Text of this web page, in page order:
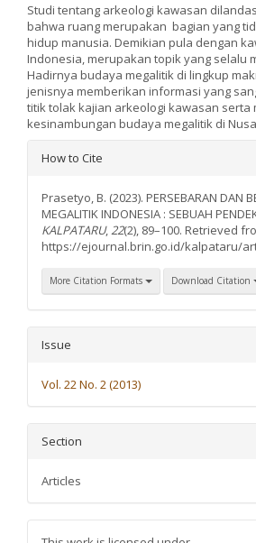
Studi tentang arkeologi kawasan
bahwa ruang merupakan bagian yang
hidup manusia. Demikian pula dengan
Indonesia, merupakan topik yang selalu
Hadirnya budaya megalitik di lingkup
jenisnya memberikan informasi yang
titik tolak kajian arkeologi kawasan serta
kesinambungan budaya megalitik di
Article
How to Cite
Prasetyo, B. (2023). PERSEBARAN DAN
MEGALITIK INDONESIA : SEBUAH
KALPATARU,22(2), 89–100. Retrieved
https://ejournal.brin.go.id/kalpataru/
More Citation Formats Download Citation
Issue
Vol. 22 No. 2 (2013)
Section
Articles